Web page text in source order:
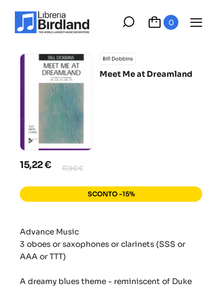
0
Bill Dobbins
Meet Me at Dreamland
15,22 € 17,90 €
SCONTO -15%
Advance Music
3 oboes or saxophones or clarinets (SSS or
AAA or TTT)
A dreamy blues theme - reminiscent of Duke